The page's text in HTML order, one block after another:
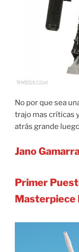
No por que sea
trajo mas críticas
atrás grande
Jano
Primer